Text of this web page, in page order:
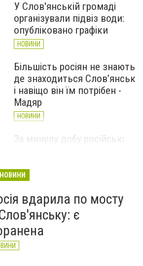
У Слов'янській громаді
організували підвіз води:
опубліковано графіки
НОВИНИ
Більшість росіян не знають
де знаходиться Слов’янськ
і навіщо він їм потрібен -
Мадяр
НОВИНИ
За минулу добу російські
великої війни: 6 серпня
вдарила по мосту
є